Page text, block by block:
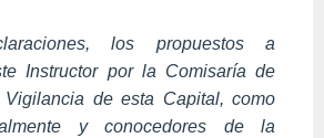
los propuestos a
Instructor por la Comisaría de
Vigilancia de esta Capital, como
y conocedores de la